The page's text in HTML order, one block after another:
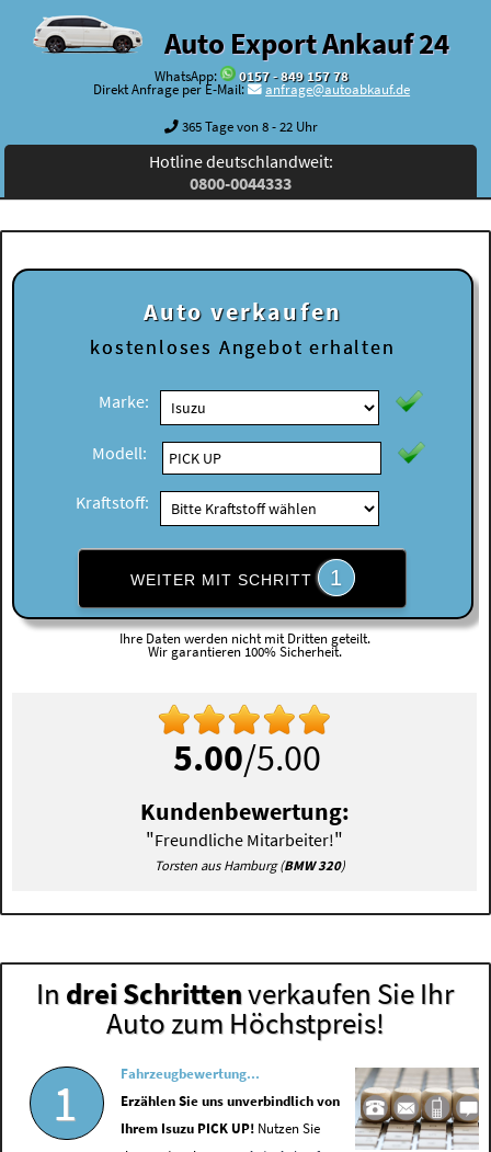
Auto Export Ankauf 24
WhatsApp:
0157 - 849 157 78
Direkt Anfrage per E-Mail:
anfrage@autoabkauf.de
365 Tage von 8 - 22 Uhr
Hotline deutschlandweit:
0800-0044333
Auto verkaufen
kostenloses Angebot erhalten
Marke:
Modell:
Kraftstoff:
WEITER MIT SCHRITT 1
Ihre Daten werden nicht mit Dritten geteilt.
Wir garantieren 100% Sicherheit.
5.00/5.00
Kundenbewertung:
"Freundliche Mitarbeiter!"
Torsten aus Hamburg (BMW 320)
In drei Schrittenverkaufen Sie Ihr
Auto zum Höchstpreis!
1
Fahrzeugbewertung...
Erzählen Sie uns unverbindlich von
Ihrem Isuzu PICK UP! Nutzen Sie